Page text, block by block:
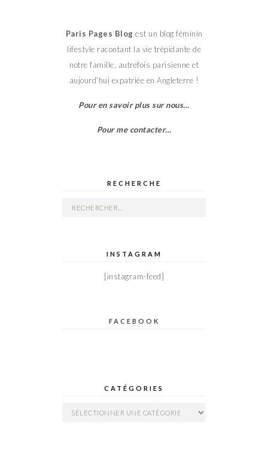
Paris Pages Blog est un blog féminin
lifestyle racontant la vie trépidante de
notre famille, autrefois parisienne et
aujourd’hui expatriée en Angleterre !
Pour en savoir plus sur nous…
Pour me contacter…
RECHERCHE
Rechercher :
INSTAGRAM
[instagram-feed]
FACEBOOK
CATÉGORIES
Catégories